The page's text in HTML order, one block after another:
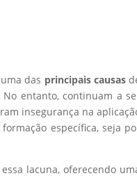
das principais causas
entanto, continuam a
insegurança na
específica, seja
lacuna, oferecendo